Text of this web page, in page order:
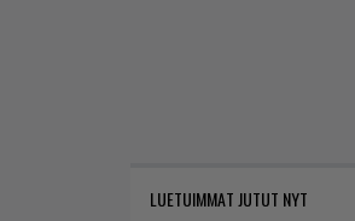
LUETUIMMAT JUTUT NYT